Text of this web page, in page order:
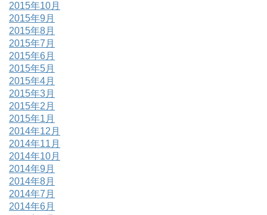
2015年10月
2015年9月
2015年8月
2015年7月
2015年6月
2015年5月
2015年4月
2015年3月
2015年2月
2015年1月
2014年12月
2014年11月
2014年10月
2014年9月
2014年8月
2014年7月
2014年6月